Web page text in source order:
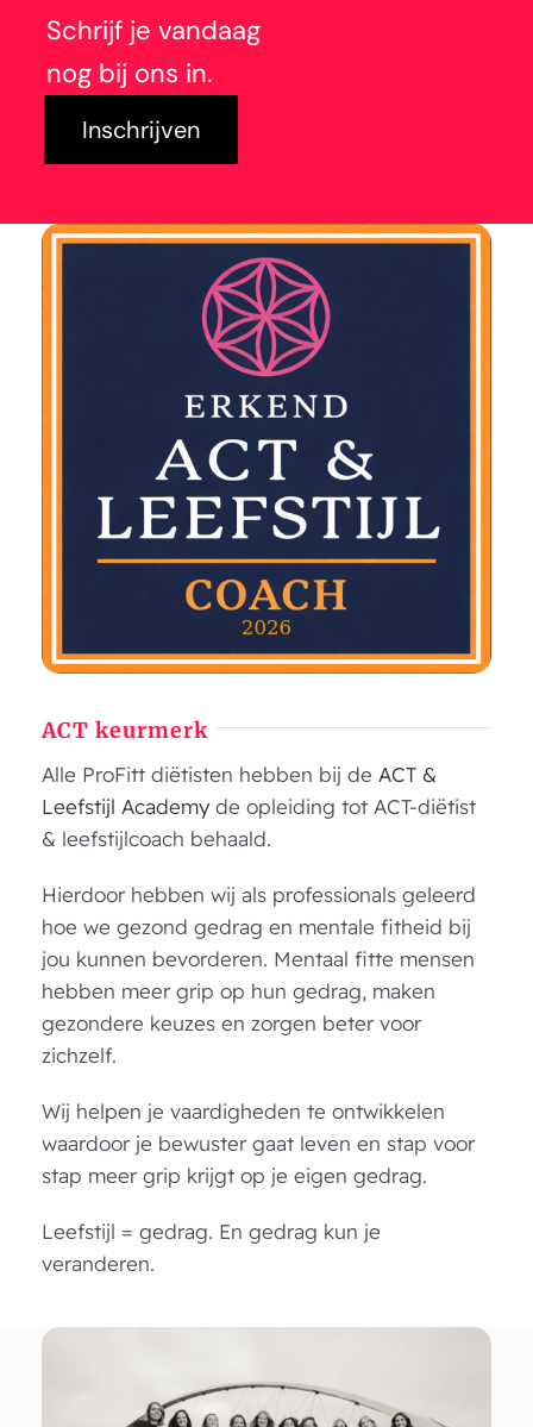
Schrijf je vandaag
nog bij ons in.
Inschrijven
ACT keurmerk
Alle ProFitt diëtisten hebben bij de ACT &
Leefstijl Academyde opleiding tot ACT-diëtist
& leefstijlcoach behaald.
Hierdoor hebben wij als professionals geleerd
hoe we gezond gedrag en mentale fitheid bij
jou kunnen bevorderen. Mentaal fitte mensen
hebben meer grip op hun gedrag, maken
gezondere keuzes en zorgen beter voor
zichzelf.
Wij helpen je vaardigheden te ontwikkelen
waardoor je bewuster gaat leven en stap voor
stap meer grip krijgt op je eigen gedrag.
Leefstijl = gedrag. En gedrag kun je
veranderen.